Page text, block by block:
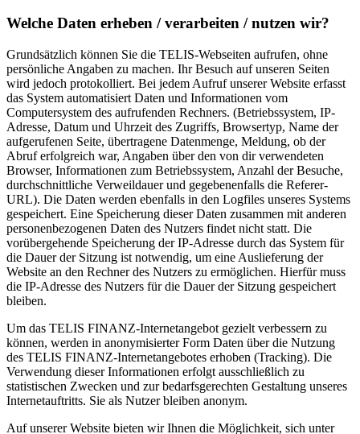
Welche Daten erheben / verarbeiten / nutzen wir?
Grundsätzlich können Sie die TELIS-Webseiten aufrufen, ohne
persönliche Angaben zu machen. Ihr Besuch auf unseren Seiten
wird jedoch protokolliert. Bei jedem Aufruf unserer Website erfasst
das System automatisiert Daten und Informationen vom
Computersystem des aufrufenden Rechners. (Betriebssystem, IP-
Adresse, Datum und Uhrzeit des Zugriffs, Browsertyp, Name der
aufgerufenen Seite, übertragene Datenmenge, Meldung, ob der
Abruf erfolgreich war, Angaben über den von dir verwendeten
Browser, Informationen zum Betriebssystem, Anzahl der Besuche,
durchschnittliche Verweildauer und gegebenenfalls die Referer-
URL). Die Daten werden ebenfalls in den Logfiles unseres Systems
gespeichert. Eine Speicherung dieser Daten zusammen mit anderen
personenbezogenen Daten des Nutzers findet nicht statt. Die
vorübergehende Speicherung der IP-Adresse durch das System für
die Dauer der Sitzung ist notwendig, um eine Auslieferung der
Website an den Rechner des Nutzers zu ermöglichen. Hierfür muss
die IP-Adresse des Nutzers für die Dauer der Sitzung gespeichert
bleiben.
Um das TELIS FINANZ-Internetangebot gezielt verbessern zu
können, werden in anonymisierter Form Daten über die Nutzung
des TELIS FINANZ-Internetangebotes erhoben (Tracking). Die
Verwendung dieser Informationen erfolgt ausschließlich zu
statistischen Zwecken und zur bedarfsgerechten Gestaltung unseres
Internetauftritts. Sie als Nutzer bleiben anonym.
Auf unserer Website bieten wir Ihnen die Möglichkeit, sich unter